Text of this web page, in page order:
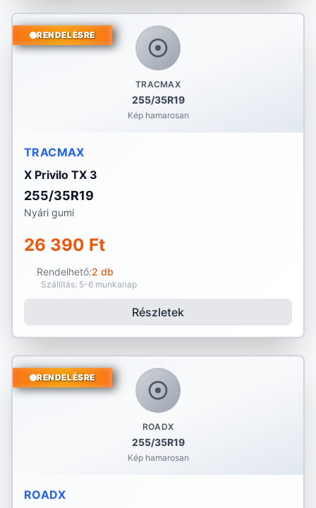
TRACMAX
255/35R19
Kép hamarosan
RENDELÉSRE
TRACMAX
X Privilo TX 3
255/35R19
Nyári gumi
26 390 Ft
Rendelhető:2 db
Szállítás: 5-6 munkanap
Részletek
ROADX
255/35R19
Kép hamarosan
RENDELÉSRE
ROADX